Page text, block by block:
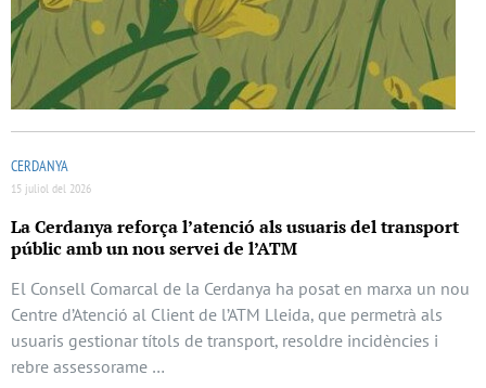
CERDANYA
15 juliol del 2026
La Cerdanya reforça l’atenció als usuaris del transport
públic amb un nou servei de l’ATM
El Consell Comarcal de la Cerdanya ha posat en marxa un nou
Centre d’Atenció al Client de l’ATM Lleida, que permetrà als
usuaris gestionar títols de transport, resoldre incidències i
rebre assessorame …